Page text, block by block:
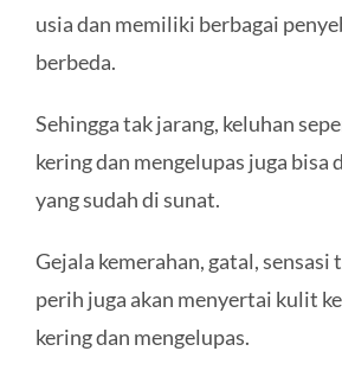
usia dan memiliki berbagai
berbeda.
Sehingga tak jarang, keluhan
kering dan mengelupas juga bisa
yang sudah di sunat.
Gejala kemerahan, gatal, sensasi
perih juga akan menyertai kulit
kering dan mengelupas.